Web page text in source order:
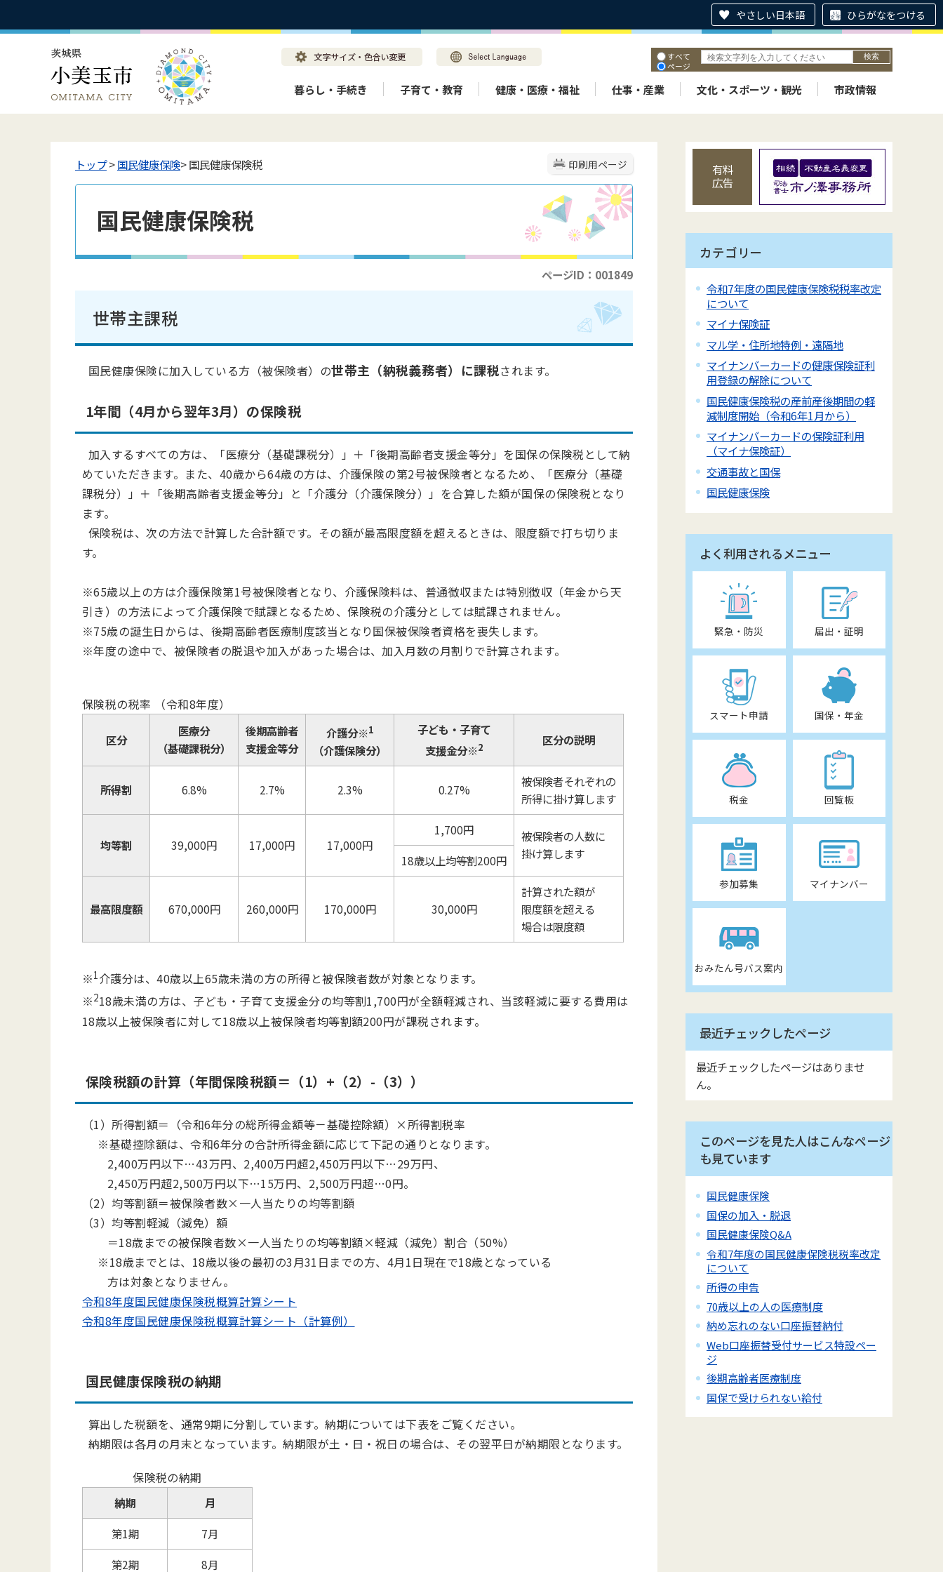
やさしい日本語 ひらがなをつける
すべて
ページ
暮らし・手続き 子育て・教育 健康・医療・福祉 仕事・産業 文化・スポーツ・観光 市政情報
印刷用ページ
トップ>国民健康保険> 国民健康保険税
国民健康保険税
ページID：001849
世帯主課税
国民健康保険に加入している方（被保険者）の世帯主（納税義務者）に課税されます。
1年間（4月から翌年3月）の保険税
加入するすべての方は、「医療分（基礎課税分）」＋「後期高齢者支援金等分」を国保の保険税として納
めていただきます。また、40歳から64歳の方は、介護保険の第2号被保険者となるため、「医療分（基礎
課税分）」＋「後期高齢者支援金等分」と「介護分（介護保険分）」を合算した額が国保の保険税となり
ます。
保険税は、次の方法で計算した合計額です。その額が最高限度額を超えるときは、限度額で打ち切りま
す。
※65歳以上の方は介護保険第1号被保険者となり、介護保険料は、普通徴収または特別徴収（年金から天
引き）の方法によって介護保険で賦課となるため、保険税の介護分としては賦課されません。
※75歳の誕生日からは、後期高齢者医療制度該当となり国保被保険者資格を喪失します。
※年度の途中で、被保険者の脱退や加入があった場合は、加入月数の月割りで計算されます。
保険税の税率 （令和8年度）
区分
医療分
（基礎課税分）
後期高齢者
支援金等分
介護分※1
（介護保険分）
子ども・子育て
支援金分※2 区分の説明
所得割 6.8% 2.7% 2.3% 0.27%
被保険者それぞれの
所得に掛け算します
均等割 39,000円 17,000円 17,000円
1,700円
被保険者の人数に
掛け算します
18歳以上均等割200円
最高限度額 670,000円 260,000円 170,000円 30,000円
計算された額が
限度額を超える
場合は限度額
※1介護分は、40歳以上65歳未満の方の所得と被保険者数が対象となります。
※218歳未満の方は、子ども・子育て支援金分の均等割1,700円が全額軽減され、当該軽減に要する費用は
18歳以上被保険者に対して18歳以上被保険者均等割額200円が課税されます。
保険税額の計算（年間保険税額＝（1）+（2）-（3））
（1）所得割額＝（令和6年分の総所得金額等－基礎控除額）×所得割税率
※基礎控除額は、令和6年分の合計所得金額に応じて下記の通りとなります。
2,400万円以下…43万円、2,400万円超2,450万円以下…29万円、
2,450万円超2,500万円以下…15万円、2,500万円超…0円。
（2）均等割額＝被保険者数×一人当たりの均等割額
（3）均等割軽減（減免）額
＝18歳までの被保険者数×一人当たりの均等割額×軽減（減免）割合（50%）
※18歳までとは、18歳以後の最初の3月31日までの方、4月1日現在で18歳となっている
方は対象となりません。
令和8年度国民健康保険税概算計算シート
令和8年度国民健康保険税概算計算シート（計算例）
国民健康保険税の納期
算出した税額を、通常9期に分割しています。納期については下表をご覧ください。
納期限は各月の月末となっています。納期限が土・日・祝日の場合は、その翌平日が納期限となります。
保険税の納期
納期
月
第1期
7月
第2期
8月
有料
広告
カテゴリー
令和7年度の国民健康保険税税率改定
について
マイナ保険証
マル学・住所地特例・遠隔地
マイナンバーカードの健康保険証利
用登録の解除について
国民健康保険税の産前産後期間の軽
減制度開始（令和6年1月から）
マイナンバーカードの保険証利用
（マイナ保険証）
交通事故と国保
国民健康保険
よく利用されるメニュー
緊急・防災 届出・証明
スマート申請 国保・年金
税金 回覧板
参加募集 マイナンバー
おみたん号バス案内
最近チェックしたページ
最近チェックしたページはありませ
ん。
このページを見た人はこんなページ
も見ています
国民健康保険
国保の加入・脱退
国民健康保険Q&A
令和7年度の国民健康保険税税率改定
について
所得の申告
70歳以上の人の医療制度
納め忘れのない口座振替納付
Web口座振替受付サービス特設ペー
ジ
後期高齢者医療制度
国保で受けられない給付